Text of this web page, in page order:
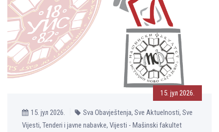
15. јул 2026.
15. јул 2026.
Sva Obavještenja, Sve Aktuelnosti, Sve
Vijesti, Tenderi i javne nabavke, Vijesti - Mašinski fakultet